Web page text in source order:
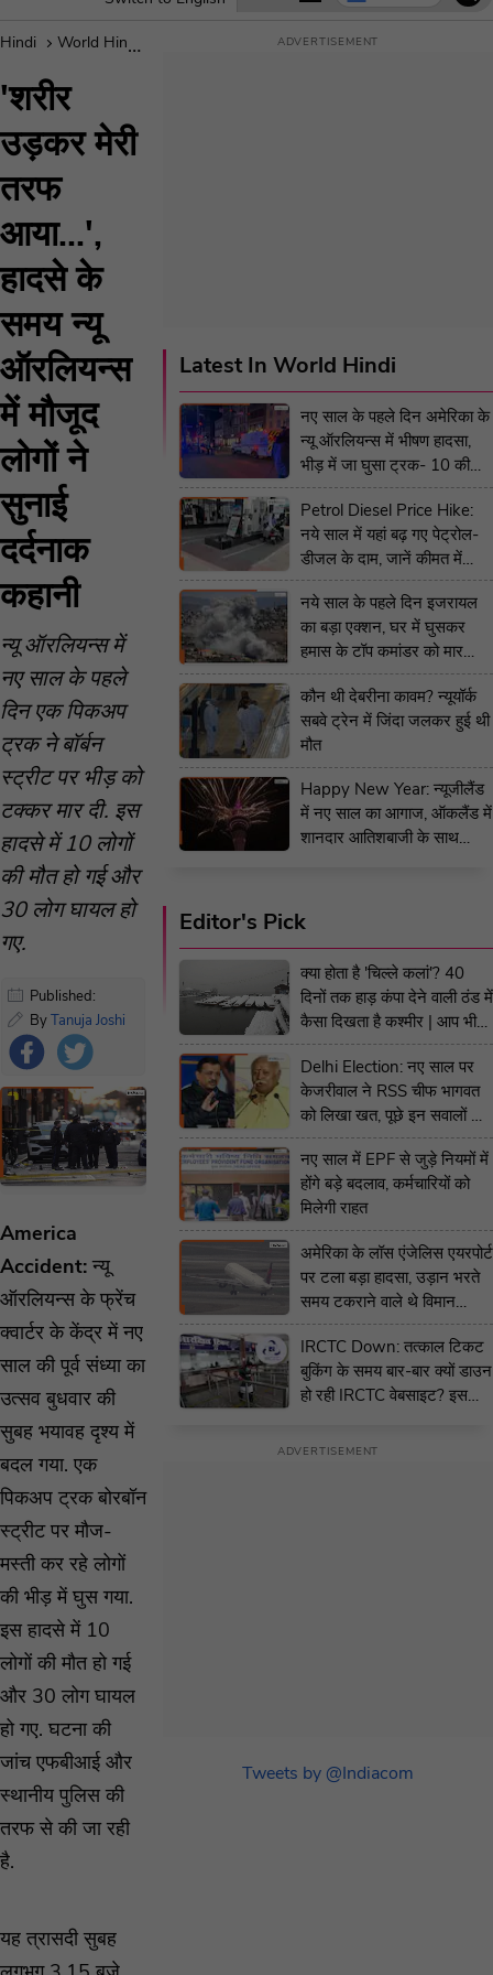
Hindi World Hindi America Road Accident Witnesses Describe
'शरीर
उड़कर मेरी
तरफ
आया...',
हादसे के
समय न्यू
ऑरलियन्स
में मौजूद
लोगों ने
सुनाई
दर्दनाक
कहानी
न्यू ऑरलियन्स में
नए साल के पहले
दिन एक पिकअप
ट्रक ने बॉर्बन
स्ट्रीट पर भीड़ को
टक्कर मार दी. इस
हादसे में 10 लोगों
की मौत हो गई और
30 लोग घायल हो
गए.
Published:
January 1, 2025
7:46 PM IST
ByTanuja Joshi
| Edited
by
Tanuja Joshi
Foll
ow
Us
America
Accident: न्यू
ऑरलियन्स के फ्रेंच
क्वार्टर के केंद्र में नए
साल की पूर्व संध्या का
उत्सव बुधवार की
सुबह भयावह दृश्य में
बदल गया. एक
पिकअप ट्रक बोरबॉन
स्ट्रीट पर मौज-
मस्ती कर रहे लोगों
की भीड़ में घुस गया.
इस हादसे में 10
लोगों की मौत हो गई
और 30 लोग घायल
हो गए. घटना की
जांच एफबीआई और
स्थानीय पुलिस की
तरफ से की जा रही
है.
यह त्रासदी सुबह
Latest In World Hindi
नए साल के पहले दिन अमेरिका के
न्यू ऑरलियन्स में भीषण हादसा,
भीड़ में जा घुसा ट्रक- 10 की
मौत और 30 घायल
Petrol Diesel Price Hike:
नये साल में यहां बढ़ गए पेट्रोल-
डीजल के दाम, जानें कीमत में
कितना हुआ इजाफा
नये साल के पहले दिन इजरायल
का बड़ा एक्शन, घर में घुसकर
हमास के टॉप कमांडर को मार
गिराया
कौन थी देबरीना कावम? न्यूयॉर्क
सबवे ट्रेन में जिंदा जलकर हुई थी
मौत
Happy New Year: न्यूजीलैंड
में नए साल का आगाज, ऑकलैंड में
शानदार आतिशबाजी के साथ
Editor's Pick
क्या होता है 'चिल्ले कलां'? 40
दिनों तक हाड़ कंपा देने वाली ठंड में
कैसा दिखता है कश्मीर | आप भी
देखिये जन्नत का नजारा
Delhi Election: नए साल पर
केजरीवाल ने RSS चीफ भागवत
को लिखा खत, पूछे इन सवालों के
जवाब- BJP का पलटवार
नए साल में EPF से जुड़े नियमों में
होंगे बड़े बदलाव, कर्मचारियों को
मिलेगी राहत
अमेरिका के लॉस एंजेलिस एयरपोर्ट
पर टला बड़ा हादसा, उड़ान भरते
समय टकराने वाले थे विमान
लेकिन तभी... | VIDEO
IRCTC Down: तत्काल टिकट
बुकिंग के समय बार-बार क्यों डाउन
हो रही IRCTC वेबसाइट? इस
Tweets by @Indiacom